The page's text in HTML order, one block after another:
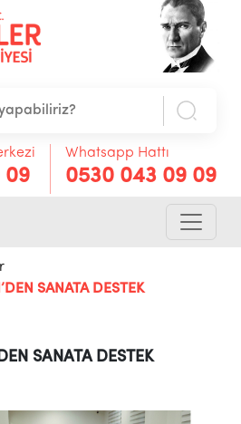
09
Whatsapp Hattı
0530 043 09 09
SANATA DESTEK
SANATA DESTEK